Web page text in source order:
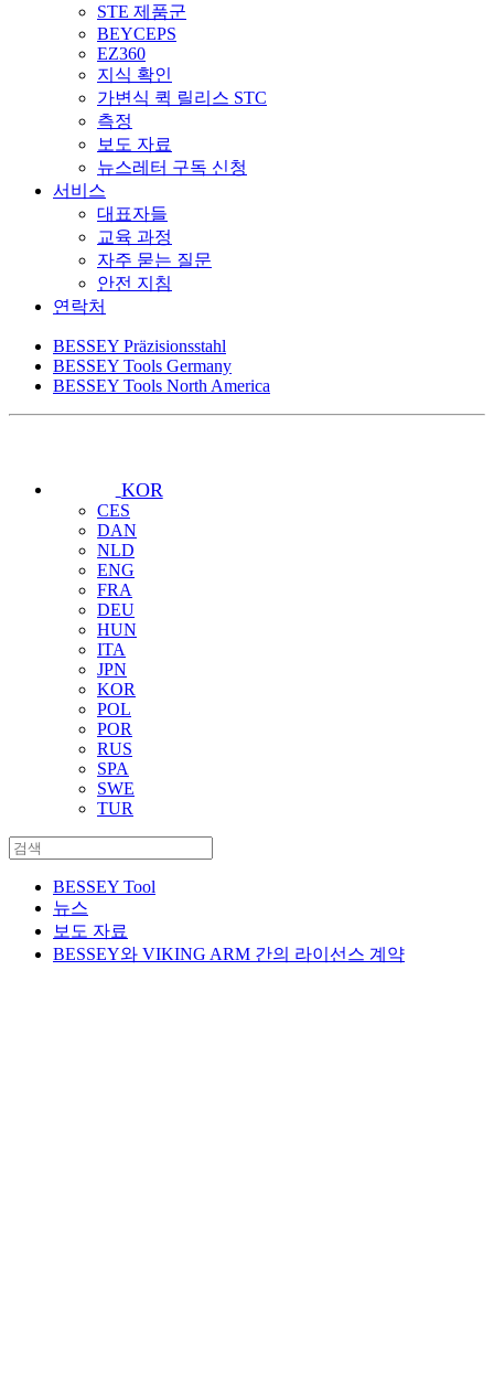
STE 제품군
BEYCEPS
EZ360
지식 확인
가변식 퀵 릴리스 STC
측정
보도 자료
뉴스레터 구독 신청
서비스
대표자들
교육 과정
자주 묻는 질문
안전 지침
연락처
BESSEY Präzisionsstahl
BESSEY Tools Germany
BESSEY Tools North America
KOR
CES
DAN
NLD
ENG
FRA
DEU
HUN
ITA
JPN
KOR
POL
POR
RUS
SPA
SWE
TUR
BESSEY Tool
뉴스
보도 자료
BESSEY와 VIKING ARM 간의 라이선스 계약